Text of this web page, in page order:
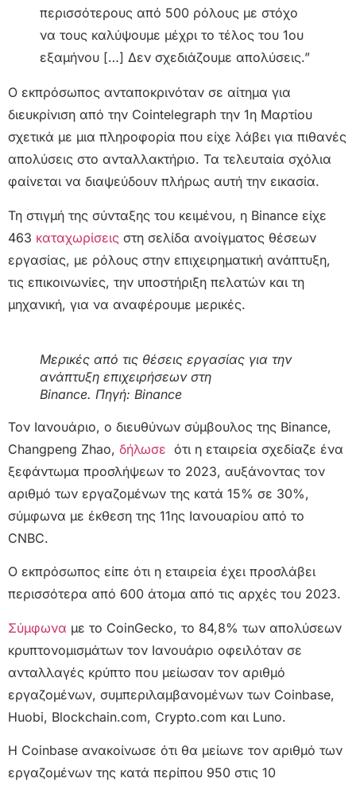
περισσότερους από 500 ρόλους με στόχο
να τους καλύψουμε μέχρι το τέλος του 1ου
εξαμήνου […] Δεν σχεδιάζουμε απολύσεις.”
Ο εκπρόσωπος ανταποκρινόταν σε αίτημα για
διευκρίνιση από την Cointelegraph την 1η Μαρτίου
σχετικά με μια πληροφορία που είχε λάβει για πιθανές
απολύσεις στο ανταλλακτήριο. Τα τελευταία σχόλια
φαίνεται να διαψεύδουν πλήρως αυτή την εικασία.
Τη στιγμή της σύνταξης του κειμένου, η Binance είχε
463 καταχωρίσεις στη σελίδα ανοίγματος θέσεων
εργασίας, με ρόλους στην επιχειρηματική ανάπτυξη,
τις επικοινωνίες, την υποστήριξη πελατών και τη
μηχανική, για να αναφέρουμε μερικές.
Μερικές από τις θέσεις εργασίας για την
ανάπτυξη επιχειρήσεων στη
Binance. Πηγή: Binance
Τον Ιανουάριο, ο διευθύνων σύμβουλος της Binance,
Changpeng Zhao, δήλωσε ότι η εταιρεία σχεδίαζε ένα
ξεφάντωμα προσλήψεων το 2023, αυξάνοντας τον
αριθμό των εργαζομένων της κατά 15% σε 30%,
σύμφωνα με έκθεση της 11ης Ιανουαρίου από το
CNBC.
Ο εκπρόσωπος είπε ότι η εταιρεία έχει προσλάβει
περισσότερα από 600 άτομα από τις αρχές του 2023.
Σύμφωνα με το CoinGecko, το 84,8% των απολύσεων
κρυπτονομισμάτων τον Ιανουάριο οφειλόταν σε
ανταλλαγές κρύπτο που μείωσαν τον αριθμό
εργαζομένων, συμπεριλαμβανομένων των Coinbase,
Huobi, Blockchain.com, Crypto.com και Luno.
Η Coinbase ανακοίνωσε ότι θα μείωνε τον αριθμό των
εργαζομένων της κατά περίπου 950 στις 10